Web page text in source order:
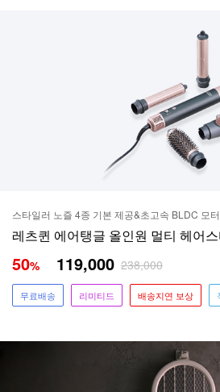
스타일러 노즐 4종 기본 제공&초고속 BLDC 모
레츠퀸 에어탱글 올인원 멀티 헤어
50% 119,000 238,000
무료배송 리미티드 배송지연 보상